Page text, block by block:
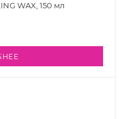
WAX, 150 мл